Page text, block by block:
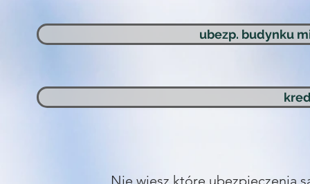
ubezp. budynku
Nie wiesz które ubezpieczenia